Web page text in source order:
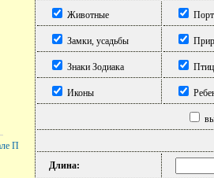
Животные
Замки, усадьбы
Знаки Зодиака
Иконы
Длина: